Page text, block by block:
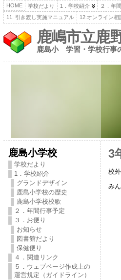
HOME 学校だより 1．学校紹介 ２．年
11. 引き渡し実施マニュアル
12.オンライン相
鹿嶋市立鹿
鹿島小 学習・学校行事
鹿島小学校
学校だより
1．学校紹介
グランドデザイン
鹿島小学校の歴史
鹿島小学校校歌
２．年間行事予定
３．お便り
お知らせ
図書館だより
保健便り
４．関連リンク
５．ウェブページ作成上の
運営規定（ガイドライン）
3
校
み